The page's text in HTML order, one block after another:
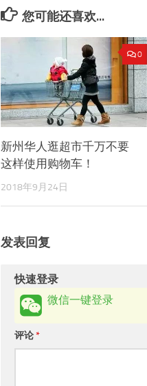
您可能还喜欢...
0
新州华人逛超市千万不要
这样使用购物车！
2018年9月24日
发表回复
快速登录
微信一键登录
评论*